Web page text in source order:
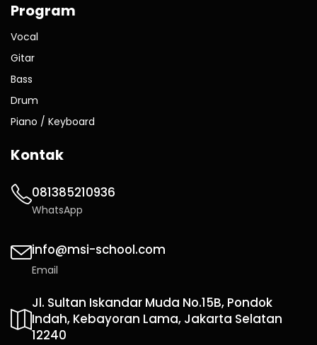
Program
Vocal
Gitar
Bass
Drum
Piano / Keyboard
Kontak
081385210936
WhatsApp
info@msi-school.com
Email
Jl. Sultan Iskandar Muda No.15B, Pondok
Indah, Kebayoran Lama, Jakarta Selatan
12240